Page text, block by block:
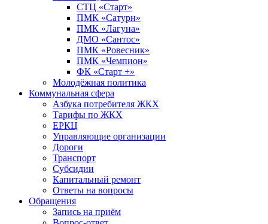
СТЦ «Старт»
ПМК «Сатурн»
ПМК «Лагуна»
ДМО «Сантос»
ПМК «Ровесник»
ПМК «Чемпион»
ФК «Старт +»
Молодёжная политика
Коммунальная сфера
Азбука потребителя ЖКХ
Тарифы по ЖКХ
ЕРКЦ
Управляющие организации
Дороги
Транспорт
Субсидии
Капитальный ремонт
Ответы на вопросы
Обращения
Запись на приём